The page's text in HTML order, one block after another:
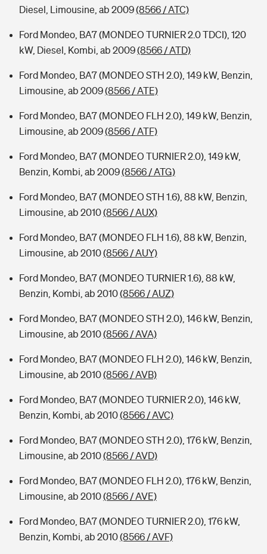
Diesel, Limousine, ab 2009(8566 / ATC)
Ford Mondeo, BA7 (MONDEO TURNIER 2.0 TDCI), 120
kW, Diesel, Kombi, ab 2009(8566 / ATD)
Ford Mondeo, BA7 (MONDEO STH 2.0), 149 kW, Benzin,
Limousine, ab 2009(8566 / ATE)
Ford Mondeo, BA7 (MONDEO FLH 2.0), 149 kW, Benzin,
Limousine, ab 2009(8566 / ATF)
Ford Mondeo, BA7 (MONDEO TURNIER 2.0), 149 kW,
Benzin, Kombi, ab 2009(8566 / ATG)
Ford Mondeo, BA7 (MONDEO STH 1.6), 88 kW, Benzin,
Limousine, ab 2010(8566 / AUX)
Ford Mondeo, BA7 (MONDEO FLH 1.6), 88 kW, Benzin,
Limousine, ab 2010(8566 / AUY)
Ford Mondeo, BA7 (MONDEO TURNIER 1.6), 88 kW,
Benzin, Kombi, ab 2010(8566 / AUZ)
Ford Mondeo, BA7 (MONDEO STH 2.0), 146 kW, Benzin,
Limousine, ab 2010(8566 / AVA)
Ford Mondeo, BA7 (MONDEO FLH 2.0), 146 kW, Benzin,
Limousine, ab 2010(8566 / AVB)
Ford Mondeo, BA7 (MONDEO TURNIER 2.0), 146 kW,
Benzin, Kombi, ab 2010(8566 / AVC)
Ford Mondeo, BA7 (MONDEO STH 2.0), 176 kW, Benzin,
Limousine, ab 2010(8566 / AVD)
Ford Mondeo, BA7 (MONDEO FLH 2.0), 176 kW, Benzin,
Limousine, ab 2010(8566 / AVE)
Ford Mondeo, BA7 (MONDEO TURNIER 2.0), 176 kW,
Benzin, Kombi, ab 2010(8566 / AVF)